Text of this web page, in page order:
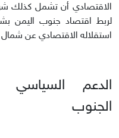
الاقتصادي أن تشمل كذلك
لربط اقتصاد جنوب اليمن
استقلاله الاقتصادي عن شمال
الدعم السياسي
الجنوب